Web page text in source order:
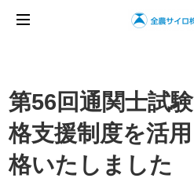
第56回通関士試
格支援制度を活
格いたしました